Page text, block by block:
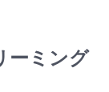
ーミング